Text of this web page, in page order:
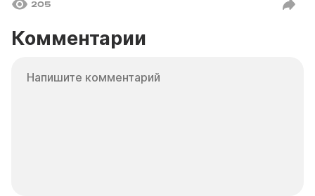
205
Комментарии